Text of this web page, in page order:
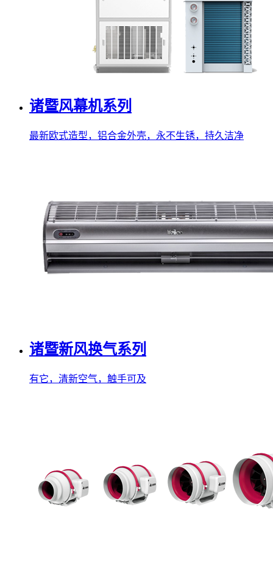
诸暨风幕机系列
最新欧式造型，铝合金外壳，永不生锈，持久洁净
诸暨新风换气系列
有它，清新空气，触手可及